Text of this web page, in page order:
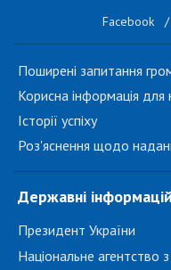
Facebook /
Поширені запитання
Корисна інформація для
Історії успіху
Роз'яснення щодо
Державні
Президент України
Національне агентство